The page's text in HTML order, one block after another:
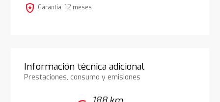
local_police Garantía: 12 meses
Información técnica adicional
Prestaciones, consumo y emisiones